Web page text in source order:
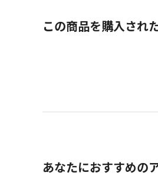
この商品を購入され
あなたにおすすめの